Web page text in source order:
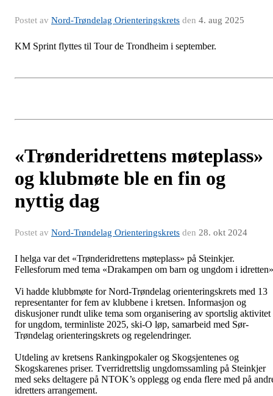
Postet av Nord-Trøndelag Orienteringskrets den 4. aug 2025
KM Sprint flyttes til Tour de Trondheim i september.
«Trønderidrettens møteplass»
og klubmøte ble en fin og
nyttig dag
Postet av Nord-Trøndelag Orienteringskrets den 28. okt 2024
I helga var det «Trønderidrettens møteplass» på Steinkjer.
Fellesforum med tema «Drakampen om barn og ungdom i
Vi hadde klubbmøte for Nord-Trøndelag orienteringskrets med 13
representanter for fem av klubbene i kretsen. Informasjon og
diskusjoner rundt ulike tema som organisering av sportslig aktivitet
for ungdom, terminliste 2025, ski-O løp, samarbeid med Sør-
Trøndelag orienteringskrets og regelendringer.
Utdeling av kretsens Rankingpokaler og Skogsjentenes og
Skogskarenes priser. Tverridrettslig ungdomssamling på Steinkjer
med seks deltagere på NTOK’s opplegg og enda flere med på
idretters arrangement.